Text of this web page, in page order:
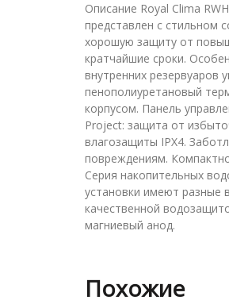
Описание Royal Clima
представлен с стильном
хорошую защиту от
кратчайшие сроки.
внутренних резервуаров
пенополиуретановый
корпусом. Панель
Project: защита от
влагозащиты IPX4.
повреждениям.
Серия накопительных
установки имеют разные
качественной
магниевый анод.
Похожие